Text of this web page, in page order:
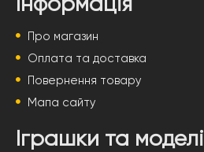
Про магазин
Оплата та доставка
Повернення товару
Мапа сайту
Іграшки та моделі